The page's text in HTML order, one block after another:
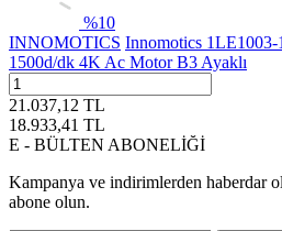
%10
INNOMOTICS Innomotics
1500d/dk 4K Ac Motor B3 Ayaklı
21.037,12 TL
18.933,41 TL
E - BÜLTEN ABONELİĞİ
Kampanya ve indirimlerden haberdar
abone olun.